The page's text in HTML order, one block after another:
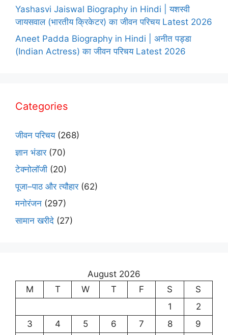
Yashasvi Jaiswal Biography in Hindi | यशस्वी
जायसवाल (भारतीय क्रिकेटर) का जीवन परिचय Latest 2026
Aneet Padda Biography in Hindi | अनीत पड्डा
(Indian Actress) का जीवन परिचय Latest 2026
Categories
जीवन परिचय(268)
ज्ञान भंडार(70)
टेक्नोलॉजी (20)
पूजा–पाठ और त्यौहार(62)
मनोरंजन (297)
सामान खरीदे (27)
August 2026
M
T W T F S
S
1
2
3
4 5 6 7 8
9